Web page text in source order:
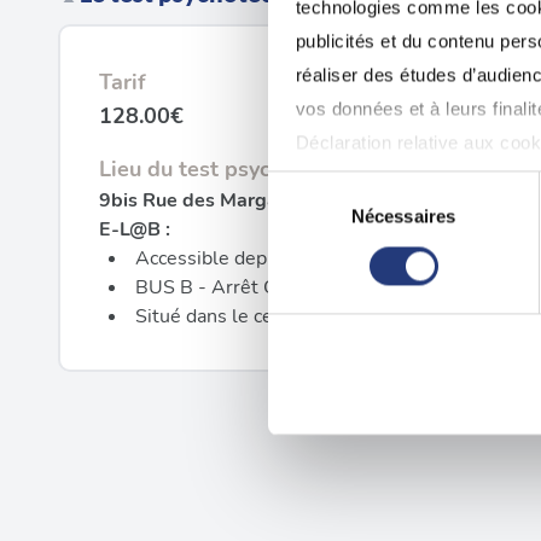
technologies comme les
publicités et du contenu
réaliser des études
vos données et à leurs
Déclaration relative aux
Si vous le permettez, nous
Collecter des
Identifier votre
digitales).
consentement
Nécessaires
Tarif
128.00€
Lieu du test psychotechnique
9bis Rue des Margats, 77120 Coulommiers
E-L@B :
Accessible depuis la Gare de Coulommiers en
BUS B - Arrêt CENTRE IMAGERIE MEDICALE
Situé dans le centre E-L@B